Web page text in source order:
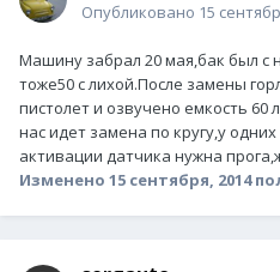
Опубликовано 15
Машину забрал 20 мая,бак был с
тоже50 с лихой.После замены
пистолет и озвучено емкость
нас идет замена по кругу,у
активации датчика нужна
Изменено 15 сентября, 2014